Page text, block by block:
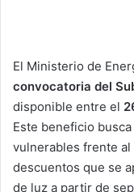
El Ministerio de
convocatoria del
disponible entre el
Este beneficio
vulnerables frente
descuentos que se
de luz a partir de